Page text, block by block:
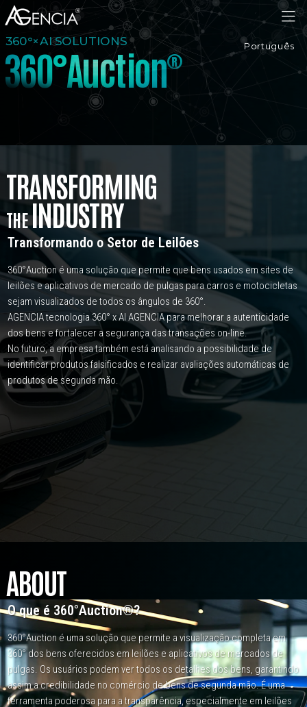
AGENCIA
®
n
o
i
t
c
u
A
°
0
6
3
360°×AI SOLUTIONS
TRANSFORMING
THEINDUSTRY
Transformando o Setor de Leilões
360°Auction é uma solução que permite que bens usados em sites de
leilõese aplicativos de mercado de pulgas para carros e motocicletas
sejam visualizados de todos os ângulos de 360°.
AGENCIA tecnologia 360° x AI AGENCIA para melhorar a autenticidade
dos bens e fortalecer a segurança das transações on-line.
No futuro, a empresa também está analisando a possibilidade de
identificar produtos falsificados e realizar avaliações automáticas de
produtos de segunda mão.
ABOUT
O que é 360°Auction®?
360°Auction é uma solução que permite a visualização completa em
360°dos bens oferecidos em leilões e aplicativos de mercados de
pulgas. Os usuários podem ver todos os detalhes dos bens, garantindo
assim a credibilidade no comércio de bens de segunda mão.É uma
ferramenta poderosa para a transparência, especialmente em leilões
Português